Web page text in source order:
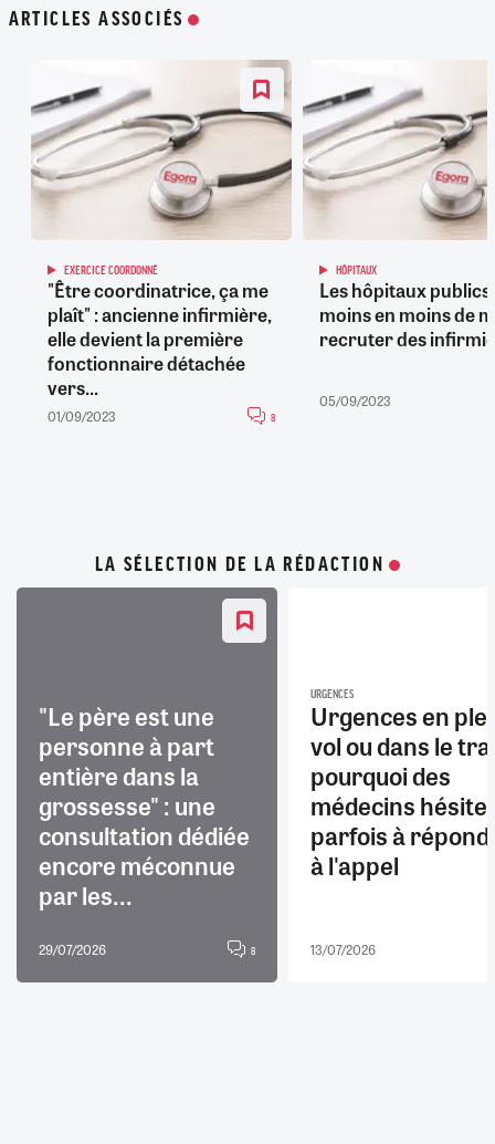
ARTICLES ASSOCIÉS
EXERCICE COORDONNÉ
"Être coordinatrice, ça me
plaît" : ancienne infirmière,
elle devient la première
fonctionnaire détachée
vers...
01/09/2023 8
HÔPITAUX
Les hôpitaux publics
moins en moins de
recruter des
05/09/2023
LA SÉLECTION DE LA RÉDACTION
"Le père est une
personne à part
entière dans la
grossesse" : une
consultation dédiée
encore méconnue
par les...
29/07/2026 8
URGENCES
Urgences en
vol ou dans le
pourquoi des
médecins
parfois à
à l'appel
13/07/2026